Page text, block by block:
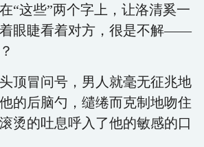
“这些”两个字上，让洛清奚一
眼睫看着对方，很是不解——
顶冒问号，男人就毫无征兆地
的后脑勺，缱绻而克制地吻住
烫的吐息呼入了他的敏感的口